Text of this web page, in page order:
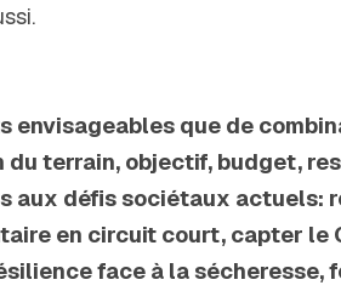
que de
terrain, objectif, budget,
aux défis sociétaux actuels:
en circuit court, capter le
face à la sécheresse,